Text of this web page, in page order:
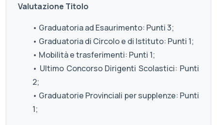
Valutazione Titolo
• Graduatoria ad Esaurimento: Punti 3;
• Graduatoria di Circolo e di Istituto: Punti 1;
• Mobilità e trasferimenti: Punti 1;
• Ultimo Concorso Dirigenti Scolastici: Punti
2;
• Graduatorie Provinciali per supplenze: Punti
1;